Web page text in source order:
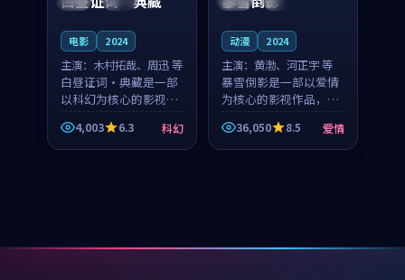
电影 2024
主演： 木村拓哉、周迅 等
白昼证词·典藏是一部
以科幻为核心的影视作
品，围绕危机、反转与
人物成长展开，整体节
奏紧凑，值得推荐观
4,003 6.3 科幻
动漫 2024
主演： 黄渤、河正宇 等
暴雪倒影是一部以爱情
为核心的影视作品，围
绕危机、反转与人物成
长展开，整体节奏紧
凑，值得推荐观看。
36,050 8.5 爱情